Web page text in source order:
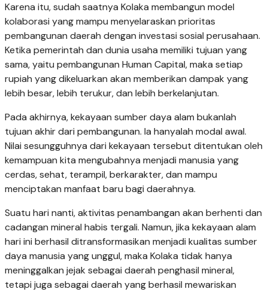
Karena itu, sudah saatnya Kolaka membangun model
kolaborasi yang mampu menyelaraskan prioritas
pembangunan daerah dengan investasi sosial perusahaan.
Ketika pemerintah dan dunia usaha memiliki tujuan yang
sama, yaitu pembangunan Human Capital, maka setiap
rupiah yang dikeluarkan akan memberikan dampak yang
lebih besar, lebih terukur, dan lebih berkelanjutan.
Pada akhirnya, kekayaan sumber daya alam bukanlah
tujuan akhir dari pembangunan. Ia hanyalah modal awal.
Nilai sesungguhnya dari kekayaan tersebut ditentukan oleh
kemampuan kita mengubahnya menjadi manusia yang
cerdas, sehat, terampil, berkarakter, dan mampu
menciptakan manfaat baru bagi daerahnya.
Suatu hari nanti, aktivitas penambangan akan berhenti dan
cadangan mineral habis tergali. Namun, jika kekayaan alam
hari ini berhasil ditransformasikan menjadi kualitas sumber
daya manusia yang unggul, maka Kolaka tidak hanya
meninggalkan jejak sebagai daerah penghasil mineral,
tetapi juga sebagai daerah yang berhasil mewariskan